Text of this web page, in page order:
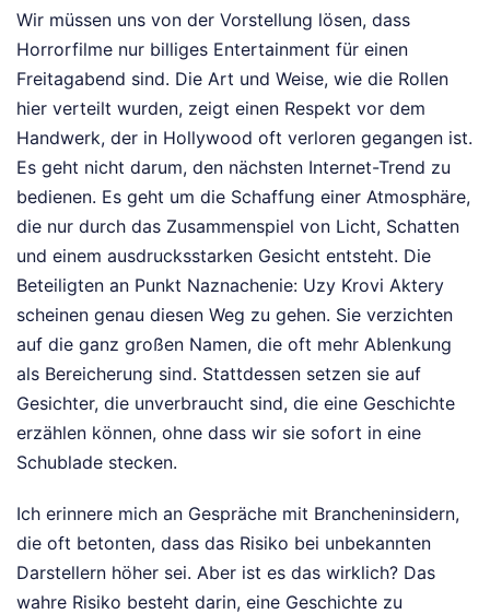
Wir müssen uns von der Vorstellung lösen, dass
Horrorfilme nur billiges Entertainment für einen
Freitagabend sind. Die Art und Weise, wie die Rollen
hier verteilt wurden, zeigt einen Respekt vor dem
Handwerk, der in Hollywood oft verloren gegangen ist.
Es geht nicht darum, den nächsten Internet-Trend zu
bedienen. Es geht um die Schaffung einer Atmosphäre,
die nur durch das Zusammenspiel von Licht, Schatten
und einem ausdrucksstarken Gesicht entsteht. Die
Beteiligten an Punkt Naznachenie: Uzy Krovi Aktery
scheinen genau diesen Weg zu gehen. Sie verzichten
auf die ganz großen Namen, die oft mehr Ablenkung
als Bereicherung sind. Stattdessen setzen sie auf
Gesichter, die unverbraucht sind, die eine Geschichte
erzählen können, ohne dass wir sie sofort in eine
Schublade stecken.
Ich erinnere mich an Gespräche mit Brancheninsidern,
die oft betonten, dass das Risiko bei unbekannten
Darstellern höher sei. Aber ist es das wirklich? Das
wahre Risiko besteht darin, eine Geschichte zu